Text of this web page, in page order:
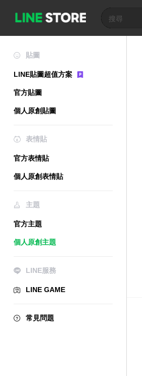
貼圖
LINE貼圖超值方案
官方貼圖
個人原創貼圖
表情貼
官方表情貼
個人原創表情貼
主題
官方主題
個人原創主題
LINE服務
LINE GAME
常見問題